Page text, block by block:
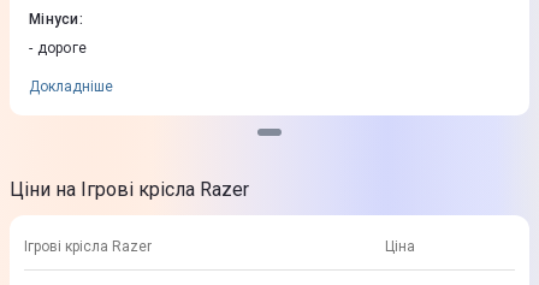
в різних магазинах та зрозуміла, що найбільш зручними є моделі з
«пузом» (випуклою частиною крісла, яка дає велику підтримку
поясниці і спині, замість плоскої спинки з просто подушкою).
значно зменшився біль у спині. Кайфую. Переживала через
подушка під шию та голову, зручна - підходить і для високого
спинки та гойдання, можна навіть розлягтись на кріслі
Мінуси:
- дороге
Докладніше
Ціни на Ігрові крісла Razer
Ігрові крісла Razer Ціна